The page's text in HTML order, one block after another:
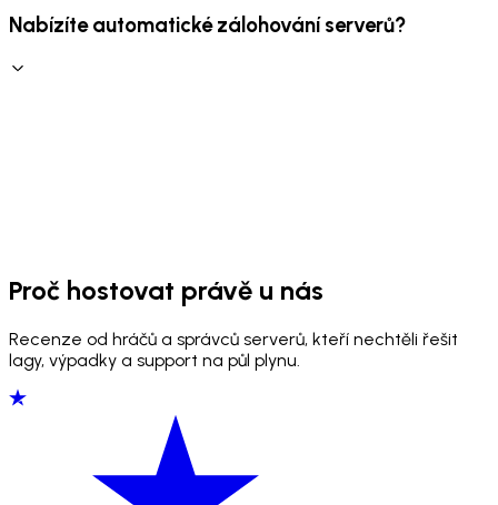
Nabízíte automatické zálohování serverů?
Proč hostovat právě u nás
Recenze od hráčů a správců serverů, kteří nechtěli řešit
lagy, výpadky a support na půl plynu.